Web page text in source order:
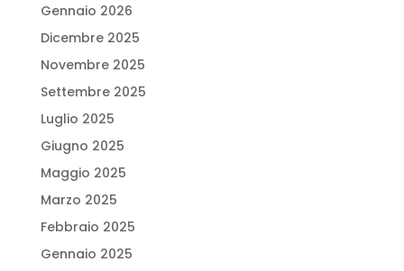
Gennaio 2026
Dicembre 2025
Novembre 2025
Settembre 2025
Luglio 2025
Giugno 2025
Maggio 2025
Marzo 2025
Febbraio 2025
Gennaio 2025